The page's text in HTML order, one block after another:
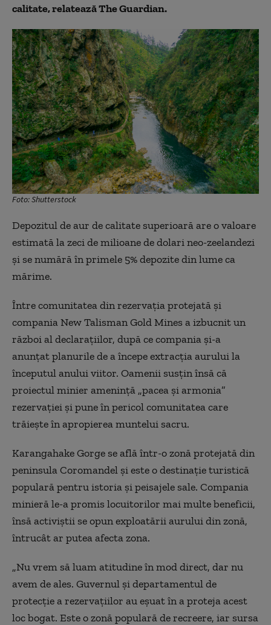
calitate, relatează The Guardian.
Foto: Shutterstock
Depozitul de aur de calitate superioară are o valoare
estimată la zeci de milioane de dolari neo-zeelandezi
și se numără în primele 5% depozite din lume ca
mărime.
Între comunitatea din rezervația protejată și
compania New Talisman Gold Mines a izbucnit un
război al declarațiilor, după ce compania și-a
anunțat planurile de a începe extracția aurului la
începutul anului viitor. Oamenii susțin însă că
proiectul minier amenință „pacea și armonia”
rezervației și pune în pericol comunitatea care
trăiește în apropierea muntelui sacru.
Karangahake Gorge se află într-o zonă protejată din
peninsula Coromandel și este o destinație turistică
populară pentru istoria și peisajele sale. Compania
minieră le-a promis locuitorilor mai multe beneficii,
însă activiștii se opun exploatării aurului din zonă,
întrucât ar putea afecta zona.
„Nu vrem să luam atitudine în mod direct, dar nu
avem de ales. Guvernul și departamentul de
protecție a rezervațiilor au eșuat în a proteja acest
loc bogat. Este o zonă populară de recreere, iar sursa